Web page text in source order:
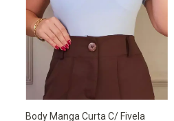
Body Manga Curta C/ Fivela